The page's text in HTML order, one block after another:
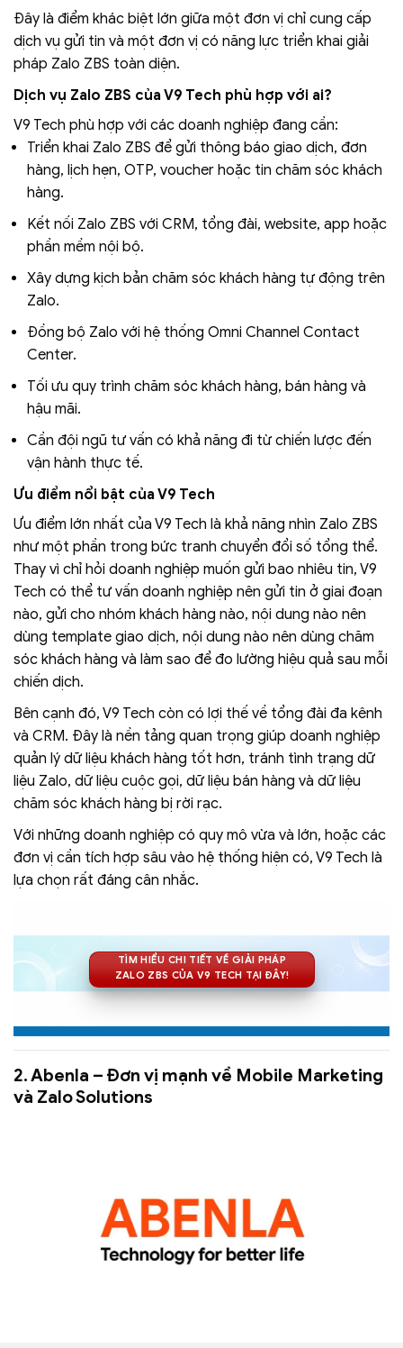
Đây là điểm khác biệt lớn giữa một đơn vị chỉ cung cấp
dịch vụ gửi tin và một đơn vị có năng lực triển khai giải
pháp Zalo ZBS toàn diện.
Dịch vụ Zalo ZBS của V9 Tech phù hợp với ai?
V9 Tech phù hợp với các doanh nghiệp đang cần:
Triển khai Zalo ZBS để gửi thông báo giao dịch, đơn
hàng, lịch hẹn, OTP, voucher hoặc tin chăm sóc khách
hàng.
Kết nối Zalo ZBS với CRM, tổng đài, website, app hoặc
phần mềm nội bộ.
Xây dựng kịch bản chăm sóc khách hàng tự động trên
Zalo.
Đồng bộ Zalo với hệ thống Omni Channel Contact
Center.
Tối ưu quy trình chăm sóc khách hàng, bán hàng và
hậu mãi.
Cần đội ngũ tư vấn có khả năng đi từ chiến lược đến
vận hành thực tế.
Ưu điểm nổi bật của V9 Tech
Ưu điểm lớn nhất của V9 Tech là khả năng nhìn Zalo ZBS
như một phần trong bức tranh chuyển đổi số tổng thể.
Thay vì chỉ hỏi doanh nghiệp muốn gửi bao nhiêu tin, V9
Tech có thể tư vấn doanh nghiệp nên gửi tin ở giai đoạn
nào, gửi cho nhóm khách hàng nào, nội dung nào nên
dùng template giao dịch, nội dung nào nên dùng chăm
sóc khách hàng và làm sao để đo lường hiệu quả sau mỗi
chiến dịch.
Bên cạnh đó, V9 Tech còn có lợi thế về tổng đài đa kênh
và CRM. Đây là nền tảng quan trọng giúp doanh nghiệp
quản lý dữ liệu khách hàng tốt hơn, tránh tình trạng dữ
liệu Zalo, dữ liệu cuộc gọi, dữ liệu bán hàng và dữ liệu
chăm sóc khách hàng bị rời rạc.
Với những doanh nghiệp có quy mô vừa và lớn, hoặc các
đơn vị cần tích hợp sâu vào hệ thống hiện có, V9 Tech là
lựa chọn rất đáng cân nhắc.
TÌM HIỂU CHI TIẾT VỀ GIẢI PHÁP
ZALO ZBS CỦA V9 TECH TẠI ĐÂY!
2. Abenla – Đơn vị mạnh về Mobile Marketing
và Zalo Solutions